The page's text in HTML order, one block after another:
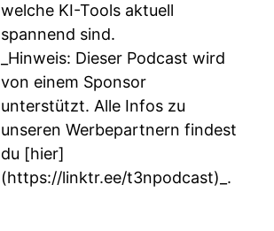
welche KI-Tools aktuell
spannend sind.
_Hinweis: Dieser Podcast wird
von einem Sponsor
unterstützt. Alle Infos zu
unseren Werbepartnern findest
du [hier]
(https://linktr.ee/t3npodcast)_ .